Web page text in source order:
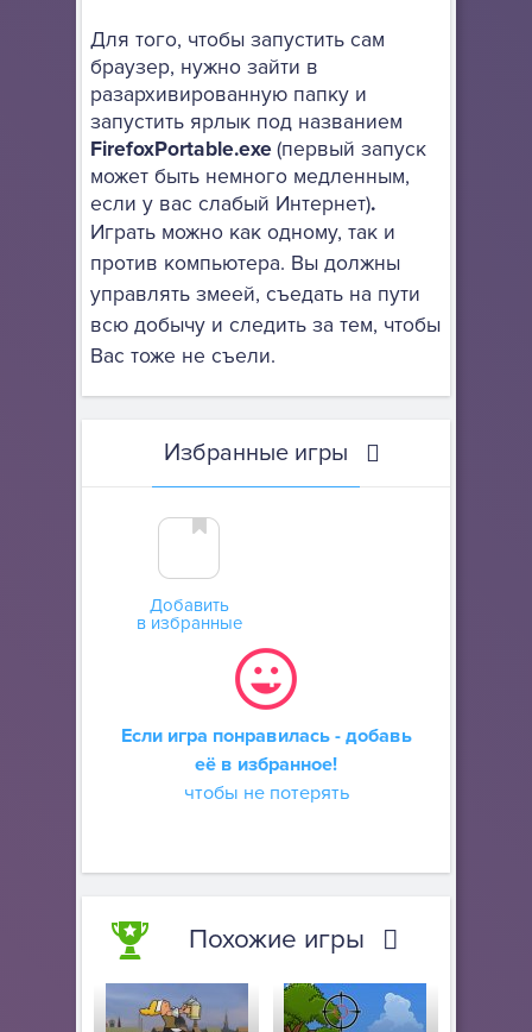
Для того, чтобы запустить сам
браузер, нужно зайти в
разархивированную папку и
запустить ярлык под названием
FirefoxPortable.exe(первый запуск
может быть немного медленным,
если у вас слабый Интернет).
Играть можно как одному, так и
против компьютера. Вы должны
управлять змеей, съедать на пути
всю добычу и следить за тем, чтобы
Вас тоже не съели.
Избранные игры
Добавить
в избранные
Если игра понравилась - добавь
её в избранное!
чтобы не потерять
Похожие игры